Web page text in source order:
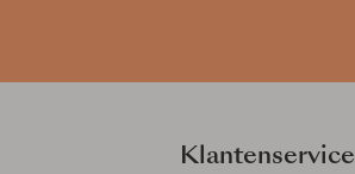
Klantenservice